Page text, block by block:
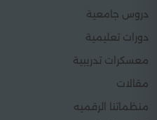
دروس جامعية
دورات تعليمية
معسكرات تدريبية
مقالات
منظماتنا الرقميه